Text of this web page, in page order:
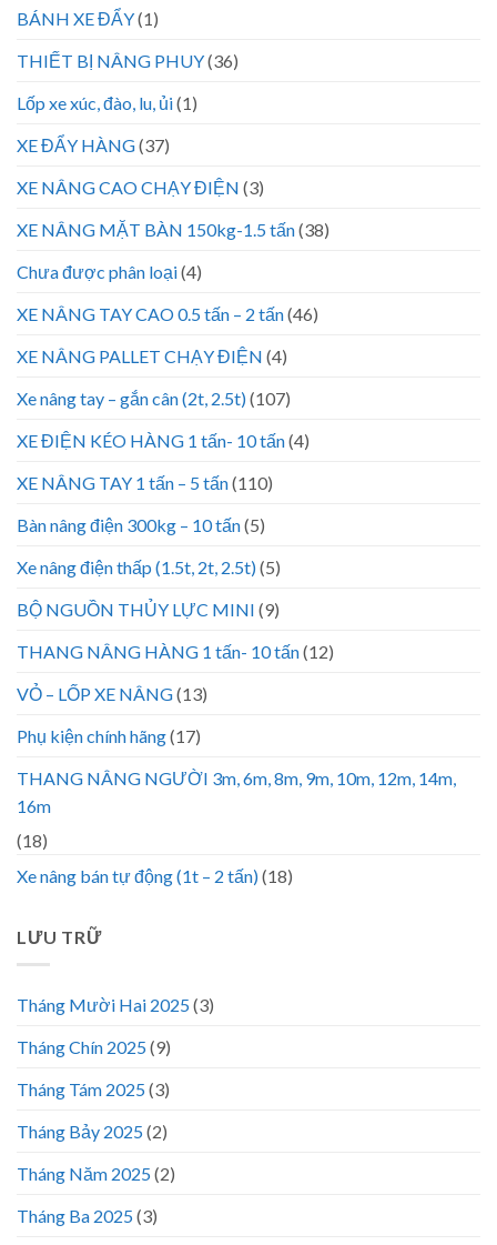
BÁNH XE ĐẨY(1)
THIẾT BỊ NÂNG PHUY(36)
Lốp xe xúc, đào, lu, ủi(1)
XE ĐẨY HÀNG(37)
XE NÂNG CAO CHẠY ĐIỆN (3)
XE NÂNG MẶT BÀN 150kg-1.5 tấn(38)
Chưa được phân loại(4)
XE NÂNG TAY CAO 0.5 tấn – 2 tấn(46)
XE NÂNG PALLET CHẠY ĐIỆN (4)
Xe nâng tay – gắn cân (2t, 2.5t)(107)
XE ĐIỆN KÉO HÀNG 1 tấn- 10 tấn(4)
XE NÂNG TAY 1 tấn – 5 tấn(110)
Bàn nâng điện 300kg – 10 tấn(5)
Xe nâng điện thấp (1.5t, 2t, 2.5t)(5)
BỘ NGUỒN THỦY LỰC MINI (9)
THANG NÂNG HÀNG 1 tấn- 10 tấn(12)
VỎ – LỐP XE NÂNG(13)
Phụ kiện chính hãng(17)
THANG NÂNG NGƯỜI 3m, 6m, 8m, 9m, 10m, 12m, 14m,
16m
(18)
Xe nâng bán tự động (1t – 2 tấn)(18)
LƯU TRỮ
Tháng Mười Hai 2025(3)
Tháng Chín 2025(9)
Tháng Tám 2025(3)
Tháng Bảy 2025(2)
Tháng Năm 2025(2)
Tháng Ba 2025(3)